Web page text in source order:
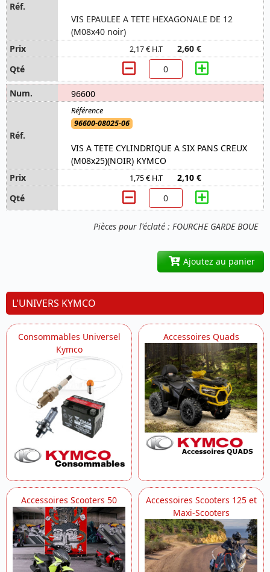
Pièces pour l'éclaté : FOURCHE GARDE BOUE
VIS EPAULEE A TETE HEXAGONALE DE 12
(M08x40 noir)
2,17 € H.T 2,60 €
96600
96600-08025-06
VIS A TETE CYLINDRIQUE A SIX PANS CREUX
(M08x25)(NOIR) KYMCO
1,75 € H.T 2,10 €
Ajoutez au panier
L'UNIVERS KYMCO
Consommables Universel
Kymco
Accessoires Quads
Accessoires Scooters 50
Accessoires Scooters 125 et
Maxi-Scooters